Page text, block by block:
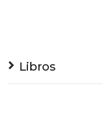
Libros